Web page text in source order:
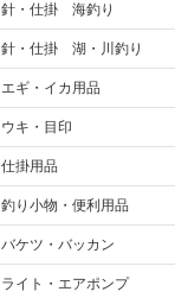
針・仕掛 海釣り
針・仕掛 湖・川釣り
エギ・イカ用品
ウキ・目印
仕掛用品
釣り小物・便利用品
バケツ・バッカン
ライト・エアポンプ